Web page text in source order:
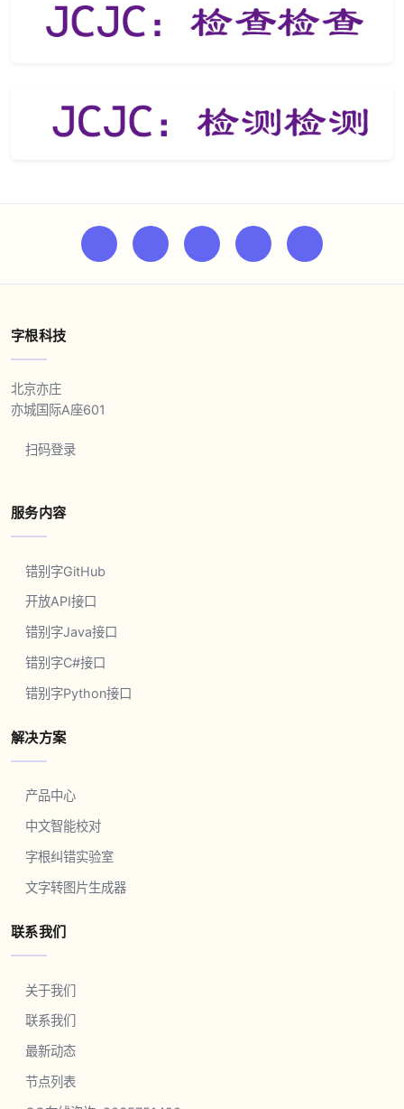
字根科技
北京亦庄
亦城国际A座601
扫码登录
服务内容
错别字GitHub
开放API接口
错别字Java接口
错别字C#接口
错别字Python接口
解决方案
产品中心
中文智能校对
字根纠错实验室
文字转图片生成器
联系我们
关于我们
联系我们
最新动态
节点列表